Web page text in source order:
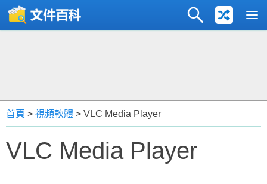
首頁 > 視頻軟體 > VLC Media Player
VLC Media Player